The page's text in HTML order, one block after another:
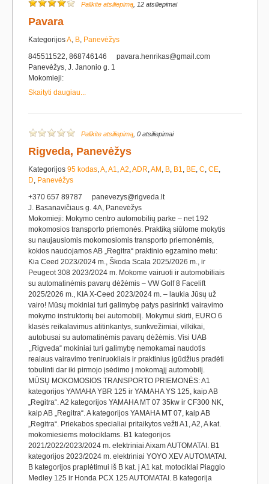
Palikite atsiliepimą , 12 atsiliepimai
Pavara
KategorijosA, B, Panevėžys
845511522, 868746146
pavara.henrikas@gmail.com
Panevėžys, J. Janonio g. 1
Mokomieji:
Skaityti daugiau...
Palikite atsiliepimą , 0 atsiliepimai
Rigveda, Panevėžys
Kategorijos 95 kodas,A,A1,A2,ADR,AM , B, B1, BE, C, CE,
D, Panevėžys
+370 657 89787
panevezys@rigveda.lt
J. Basanavičiaus g. 4A, Panevėžys
Mokomieji: Mokymo centro automobilių parke – net 192
mokomosios transporto priemonės. Praktiką siūlome mokytis
su naujausiomis mokomosiomis transporto priemonėmis,
kokios naudojamos AB „Regitra“ praktinio egzamino metu:
Kia Ceed 2023/2024 m., Škoda Scala 2025/2026 m., ir
Peugeot 308 2023/2024 m. Mokome vairuoti ir automobiliais
su automatinėmis pavarų dėžėmis – VW Golf 8 Facelift
2025/2026 m., KIA X-Ceed 2023/2024 m. – laukia Jūsų už
vairo! Mūsų mokiniai turi galimybę patys pasirinkti vairavimo
mokymo instruktorių bei automobilį. Mokymui skirti, EURO 6
klasės reikalavimus atitinkantys, sunkvežimiai, vilkikai,
autobusai su automatinėmis pavarų dėžėmis. Visi UAB
,,Rigveda“ mokiniai turi galimybę nemokamai naudotis
realaus vairavimo treniruokliais ir praktinius įgūdžius pradėti
tobulinti dar iki pirmojo įsėdimo į mokomąjį automobilį.
MŪSŲ MOKOMOSIOS TRANSPORTO PRIEMONĖS: A1
kategorijos YAMAHA YBR 125 ir YAMAHA YS 125, kaip AB
„Regitra“. A2 kategorijos YAMAHA MT 07 35kw ir CF300 NK,
kaip AB „Regitra“. A kategorijos YAMAHA MT 07, kaip AB
„Regitra“. Priekabos specialiai pritaikytos vežti A1, A2, A kat.
mokomiesiems motociklams. B1 kategorijos
2021/2022/2023/2024 m. elektriniai Aixam AUTOMATAI. B1
kategorijos 2023/2024 m. elektriniai YOYO XEV AUTOMATAI.
B kategorijos praplėtimui iš B kat. į A1 kat. motociklai Piaggio
Medley 125 ir Honda PCX 125 AUTOMATAI. B kategorija